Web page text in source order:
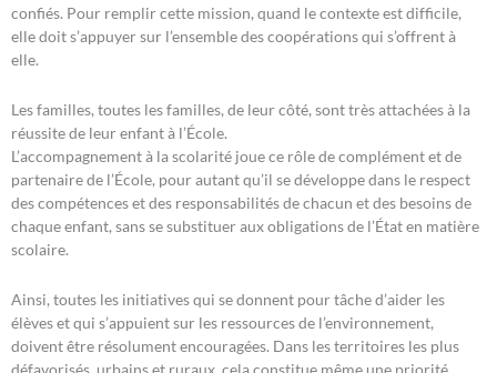
confiés. Pour remplir cette mission, quand le contexte est difficile,
elle doit s’appuyer sur l’ensemble des coopérations qui s’offrent à
elle.
Les familles, toutes les familles, de leur côté, sont très attachées à la
réussite de leur enfant à l’École.
L’accompagnement à la scolarité joue ce rôle de complément et de
partenaire de l’École, pour autant qu’il se développe dans le respect
des compétences et des responsabilités de chacun et des besoins de
chaque enfant, sans se substituer aux obligations de l’État en matière
scolaire.
Ainsi, toutes les initiatives qui se donnent pour tâche d’aider les
élèves et qui s’appuient sur les ressources de l’environnement,
doivent être résolument encouragées. Dans les territoires les plus
défavorisés, urbains et ruraux, cela constitue même une priorité.